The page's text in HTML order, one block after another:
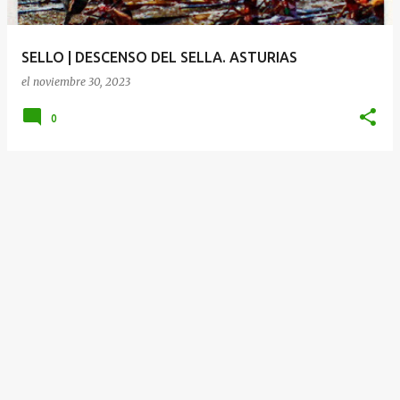
SELLO | DESCENSO DEL SELLA. ASTURIAS
el noviembre 30, 2023
0